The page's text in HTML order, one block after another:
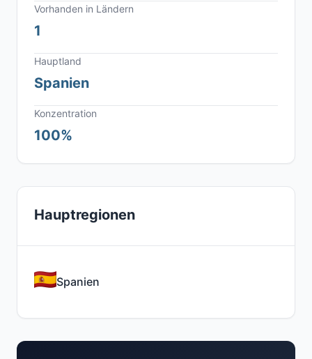
Vorhanden in Ländern
1
Hauptland
Spanien
Konzentration
100%
Hauptregionen
Spanien